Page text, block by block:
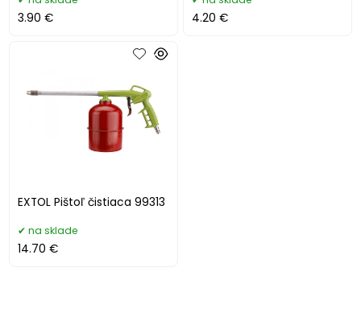
3.90 € 4.20 €
EXTOL Pištoľ čistiaca 99313
na sklade
14.70 €